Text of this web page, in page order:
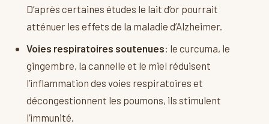
D’après certaines études le lait d’or pourrait
atténuer les effets de la maladie d’Alzheimer.
Voies respiratoires soutenues: le curcuma, le
gingembre, la cannelle et le miel réduisent
l’inflammation des voies respiratoires et
décongestionnent les poumons, ils stimulent
l’immunité.